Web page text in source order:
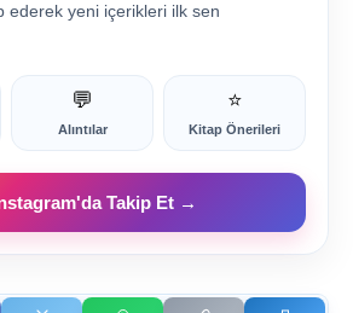
ederek yeni içerikleri ilk sen
💬
Alıntılar
⭐
Kitap Önerileri
Takip Et →